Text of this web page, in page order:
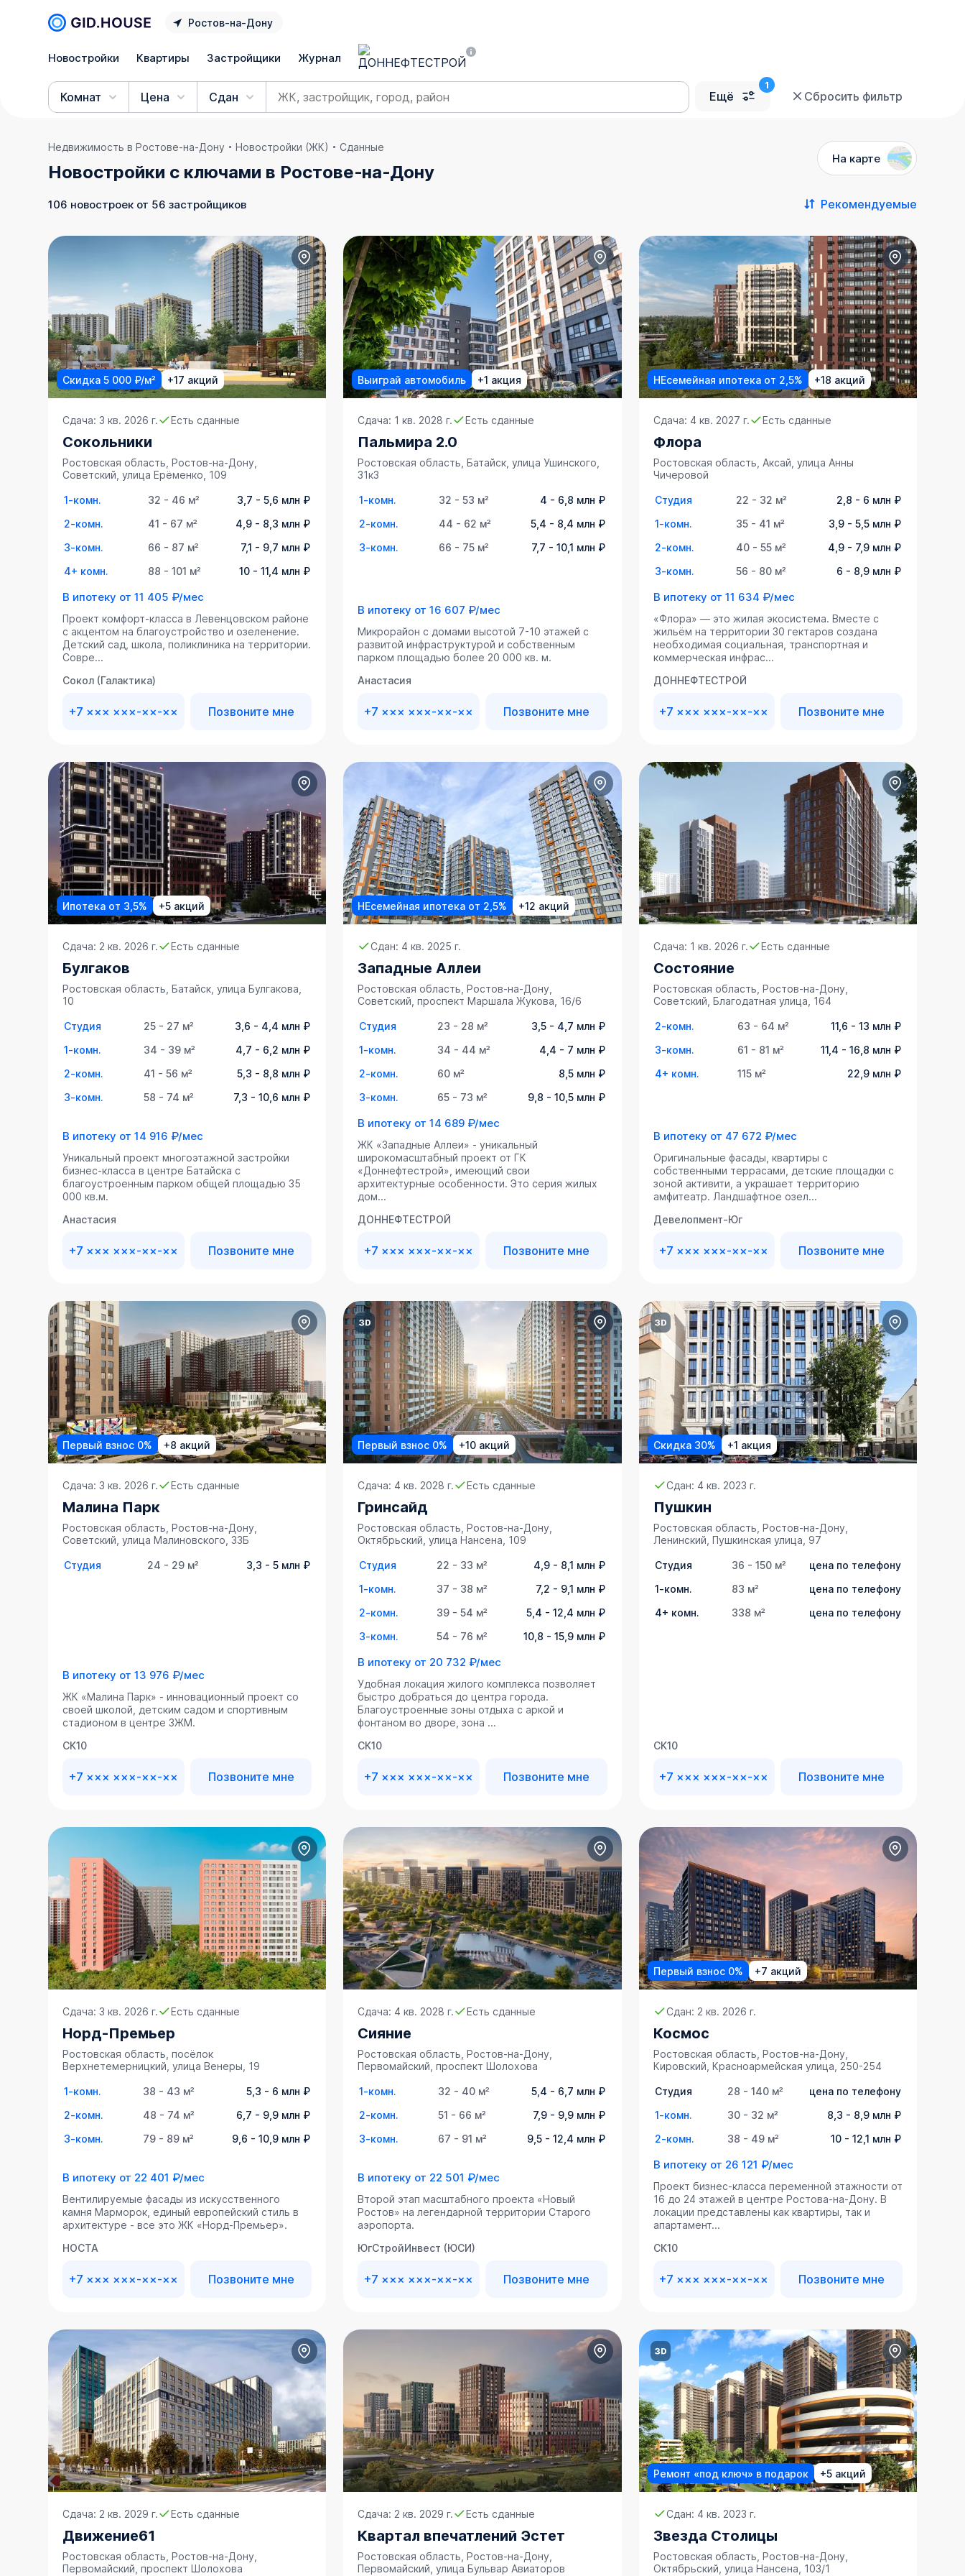
Ростов‑на‑Дону
Новостройки Квартиры Застройщики Журнал
Комнат Цена Сдан Ещё Сбросить фильтр
Недвижимость в Ростове‑на‑Дону Новостройки (ЖК) Сданные
Новостройки с ключами в Ростове‑на‑Дону
На карте
106 новостроек от 56 застройщиков Рекомендуемые
Скидка 5 000 ₽/м² +17 акций
Сдача: 3 кв. 2026 г. Есть сданные
Сокольники
Ростовская область, Ростов-на-Дону,
Советский, улица Ерёменко, 109
1-комн. 32 - 46 м²
3,7 - 5,6 млн ₽
2-комн.
41 - 67 м²
4,9 - 8,3 млн ₽
3-комн.
66 - 87 м²
7,1 - 9,7 млн ₽
4+ комн.
88 - 101 м² 10 - 11,4 млн ₽
В ипотеку от11 405 ₽/мес
Проект комфорт-класса в Левенцовском районе
с акцентом на благоустройство и озеленение.
Детский сад, школа, поликлиника на территории.
Совре...
Сокол (Галактика)
+7 ××× ×××-××-×× Позвоните мне
Выиграй автомобиль +1 акция
Сдача: 1 кв. 2028 г. Есть сданные
Пальмира 2.0
Ростовская область, Батайск, улица Ушинского,
31к3
1-комн. 32 - 53 м²
4 - 6,8 млн ₽
2-комн.
44 - 62 м²
5,4 - 8,4 млн ₽
3-комн.
66 - 75 м² 7,7 - 10,1 млн ₽
В ипотеку от16 607 ₽/мес
Микрорайон с домами высотой 7-10 этажей с
развитой инфраструктурой и собственным
парком площадью более 20 000 кв. м.
Анастасия
+7 ××× ×××-××-×× Позвоните мне
НЕсемейная ипотека от 2,5% +18 акций
Сдача: 4 кв. 2027 г. Есть сданные
Флора
Ростовская область, Аксай, улица Анны
Чичеровой
Студия 22 - 32 м²
2,8 - 6 млн ₽
1-комн.
35 - 41 м²
3,9 - 5,5 млн ₽
2-комн.
40 - 55 м²
4,9 - 7,9 млн ₽
3-комн.
56 - 80 м² 6 - 8,9 млн ₽
В ипотеку от 11 634 ₽/мес
«Флора» — это жилая экосистема. Вместе с
жильём на территории 30 гектаров создана
необходимая социальная, транспортная и
коммерческая инфрас...
ДОННЕФТЕСТРОЙ
+7 ××× ×××-××-×× Позвоните мне
Ипотека от 3,5% +5 акций
Сдача: 2 кв. 2026 г. Есть сданные
Булгаков
Ростовская область, Батайск, улица Булгакова,
10
Студия 25 - 27 м²
3,6 - 4,4 млн ₽
1-комн.
34 - 39 м²
4,7 - 6,2 млн ₽
2-комн.
41 - 56 м²
5,3 - 8,8 млн ₽
3-комн.
58 - 74 м² 7,3 - 10,6 млн ₽
В ипотеку от14 916 ₽/мес
Уникальный проект многоэтажной застройки
бизнес-класса в центре Батайска с
благоустроенным парком общей площадью 35
000 кв.м.
Анастасия
+7 ××× ×××-××-×× Позвоните мне
НЕсемейная ипотека от 2,5% +12 акций
Сдан: 4 кв. 2025 г.
Западные Аллеи
Ростовская область, Ростов-на-Дону,
Советский, проспект Маршала Жукова, 16/6
Студия 23 - 28 м²
3,5 - 4,7 млн ₽
1-комн.
34 - 44 м²
4,4 - 7 млн ₽
2-комн.
60 м²
8,5 млн ₽
3-комн.
65 - 73 м² 9,8 - 10,5 млн ₽
В ипотеку от14 689 ₽/мес
ЖК «Западные Аллеи» - уникальный
широкомасштабный проект от ГК
«Доннефтестрой», имеющий свои
архитектурные особенности. Это серия жилых
дом...
ДОННЕФТЕСТРОЙ
+7 ××× ×××-××-×× Позвоните мне
Сдача: 1 кв. 2026 г. Есть сданные
Состояние
Ростовская область, Ростов-на-Дону,
Советский, Благодатная улица, 164
2-комн. 63 - 64 м²
11,6 - 13 млн ₽
3-комн.
61 - 81 м²
11,4 - 16,8 млн ₽
4+ комн.
115 м² 22,9 млн ₽
В ипотеку от 47 672 ₽/мес
Оригинальные фасады, квартиры с
собственными террасами, детские площадки с
зоной активити, а украшает территорию
амфитеатр. Ландшафтное озел...
Девелопмент-Юг
+7 ××× ×××-××-×× Позвоните мне
Первый взнос 0% +8 акций
Сдача: 3 кв. 2026 г. Есть сданные
Малина Парк
Ростовская область, Ростов-на-Дону,
Советский, улица Малиновского, 33Б
Студия 24 - 29 м² 3,3 - 5 млн ₽
В ипотеку от13 976 ₽/мес
ЖК «Малина Парк» - инновационный проект со
своей школой, детским садом и спортивным
стадионом в центре ЗЖМ.
СК10
+7 ××× ×××-××-×× Позвоните мне
Первый взнос 0% +10 акций
Сдача: 4 кв. 2028 г. Есть сданные
Гринсайд
Ростовская область, Ростов-на-Дону,
Октябрьский, улица Нансена, 109
Студия 22 - 33 м²
4,9 - 8,1 млн ₽
1-комн.
37 - 38 м²
7,2 - 9,1 млн ₽
2-комн.
39 - 54 м²
5,4 - 12,4 млн ₽
3-комн.
54 - 76 м² 10,8 - 15,9 млн ₽
В ипотеку от 20 732 ₽/мес
Удобная локация жилого комплекса позволяет
быстро добраться до центра города.
Благоустроенные зоны отдыха с аркой и
фонтаном во дворе, зона ...
СК10
+7 ××× ×××-××-×× Позвоните мне
Скидка 30% +1 акция
Сдан: 4 кв. 2023 г.
Пушкин
Ростовская область, Ростов-на-Дону,
Ленинский, Пушкинская улица, 97
Студия 36 - 150 м²
цена по телефону
1-комн.
83 м²
цена по телефону
4+ комн.
338 м² цена по телефону
СК10
+7 ××× ×××-××-×× Позвоните мне
Сдача: 3 кв. 2026 г. Есть сданные
Норд-Премьер
Ростовская область, посёлок
Верхнетемерницкий, улица Венеры, 19
1-комн. 38 - 43 м²
5,3 - 6 млн ₽
2-комн.
48 - 74 м²
6,7 - 9,9 млн ₽
3-комн.
79 - 89 м² 9,6 - 10,9 млн ₽
В ипотеку от 22 401 ₽/мес
Вентилируемые фасады из искусственного
камня Марморок, единый европейский стиль в
архитектуре - все это ЖК «Норд-Премьер».
НОСТА
+7 ××× ×××-××-×× Позвоните мне
Сдача: 4 кв. 2028 г. Есть сданные
Сияние
Ростовская область, Ростов-на-Дону,
Первомайский, проспект Шолохова
1-комн. 32 - 40 м²
5,4 - 6,7 млн ₽
2-комн.
51 - 66 м²
7,9 - 9,9 млн ₽
3-комн.
67 - 91 м² 9,5 - 12,4 млн ₽
В ипотеку от 22 501 ₽/мес
Второй этап масштабного проекта «Новый
Ростов» на легендарной территории Старого
аэропорта.
ЮгСтройИнвест (ЮСИ)
+7 ××× ×××-××-×× Позвоните мне
Первый взнос 0% +7 акций
Сдан: 2 кв. 2026 г.
Космос
Ростовская область, Ростов-на-Дону,
Кировский, Красноармейская улица, 250-254
Студия 28 - 140 м²
цена по телефону
1-комн.
30 - 32 м²
8,3 - 8,9 млн ₽
2-комн.
38 - 49 м² 10 - 12,1 млн ₽
В ипотеку от 26 121 ₽/мес
Проект бизнес-класса переменной этажности от
16 до 24 этажей в центре Ростова-на-Дону. В
локации представлены как квартиры, так и
апартамент...
СК10
+7 ××× ×××-××-×× Позвоните мне
Сдача: 2 кв. 2029 г. Есть сданные
Движение61
Ростовская область, Ростов-на-Дону,
Первомайский, проспект Шолохова
Сдача: 2 кв. 2029 г. Есть сданные
Квартал впечатлений Эстет
Ростовская область, Ростов-на-Дону,
Первомайский, улица Бульвар Авиаторов
Ремонт «под ключ» в подарок +5 акций
Сдан: 4 кв. 2023 г.
Звезда Столицы
Ростовская область, Ростов-на-Дону,
Октябрьский, улица Нансена, 103/1